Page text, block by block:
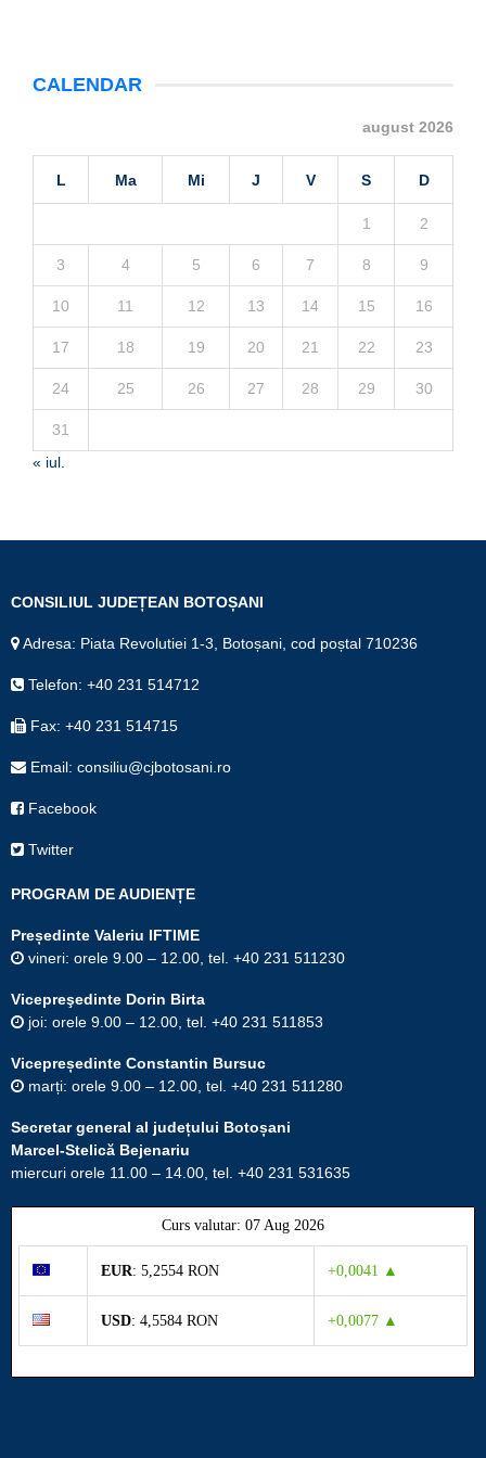
CALENDAR
august 2026
L Ma Mi J V S D
1 2
3 4 5 6 7 8 9
10 11 12 13 14 15 16
17 18 19 20 21 22 23
24 25 26 27 28 29 30
31
« iul.
CONSILIUL JUDEȚEAN BOTOȘANI
Adresa: Piata Revolutiei 1-3, Botoșani, cod poștal 710236
Telefon: +40 231 514712
Fax: +40 231 514715
Email: consiliu@cjbotosani.ro
Facebook
Twitter
PROGRAM DE AUDIENȚE
Președinte Valeriu IFTIME
vineri: orele 9.00 – 12.00, tel. +40 231 511230
Vicepreşedinte Dorin Birta
joi: orele 9.00 – 12.00, tel. +40 231 511853
Vicepreședinte Constantin Bursuc
marți: orele 9.00 – 12.00, tel. +40 231 511280
Secretar general al județului Botoșani
Marcel-Stelică Bejenariu
miercuri orele 11.00 – 14.00, tel. +40 231 531635
Curs valutar: 07 Aug 2026
EUR: 5,2554 RON +0,0041 ▲
USD: 4,5584 RON +0,0077 ▲